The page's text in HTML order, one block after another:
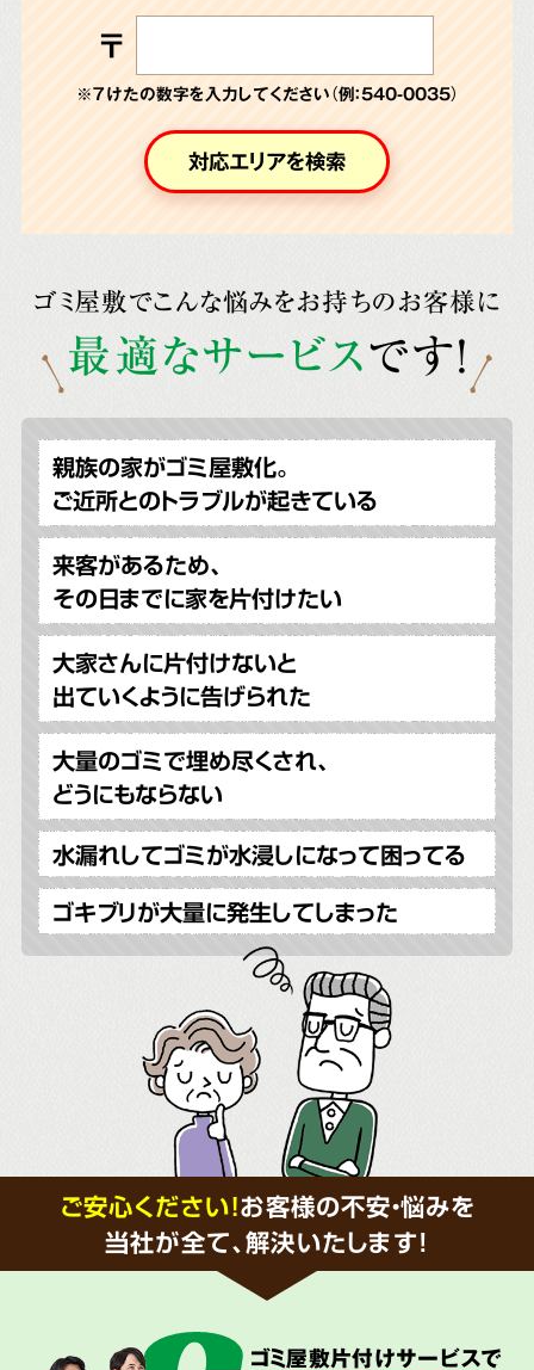
〒
※７けたの数字を入力してください（例：540-0035）
対応エリアを検索
ゴミ屋敷でこんな悩みをお持ちのお客様に
最適なサービスです!
親族の家がゴミ屋敷化。
ご近所とのトラブルが起きている
来客があるため、
その日までに家を片付けたい
大家さんに片付けないと
出ていくように告げられた
大量のゴミで埋め尽くされ、
どうにもならない
水漏れしてゴミが水浸しになって困ってる
ゴキブリが大量に発生してしまった
ご安心ください！お客様の不安・悩みを
当社が全て、解決いたします!
ゴミ屋敷片付けサービスで